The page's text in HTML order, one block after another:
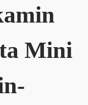
Mini